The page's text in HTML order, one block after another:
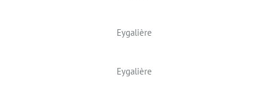
Eygalière
Eygalière